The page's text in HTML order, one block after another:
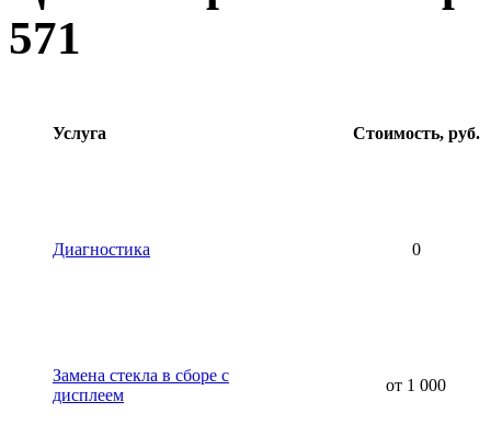
571
Услуга Стоимость, руб.
Диагностика 0
Замена стекла в сборе с
дисплеем
от 1 000